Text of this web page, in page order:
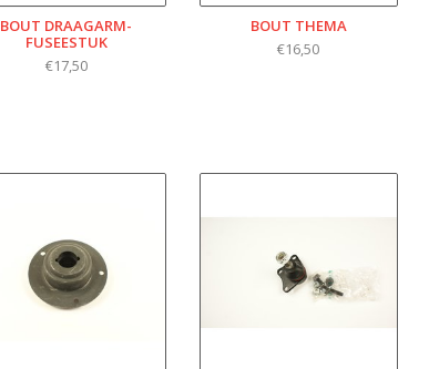
BOUT DRAAGARM-
FUSEESTUK
€17,50
BOUT THEMA
€16,50